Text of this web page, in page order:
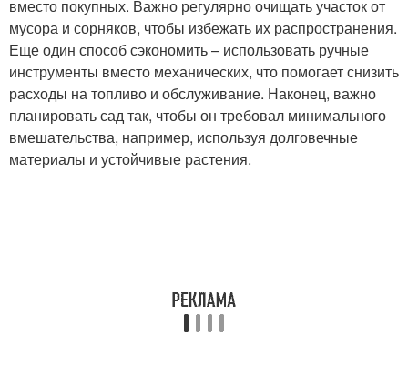
вместо покупных. Важно регулярно очищать участок от
мусора и сорняков, чтобы избежать их распространения.
Еще один способ сэкономить – использовать ручные
инструменты вместо механических, что помогает снизить
расходы на топливо и обслуживание. Наконец, важно
планировать сад так, чтобы он требовал минимального
вмешательства, например, используя долговечные
материалы и устойчивые растения.